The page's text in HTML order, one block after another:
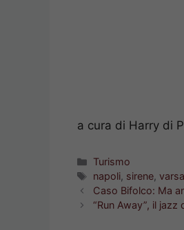
a cura di Harry di
Categorie
Turismo
Tag
napoli, sirene,
Caso Bifolco: Ma
“Run Away”, il